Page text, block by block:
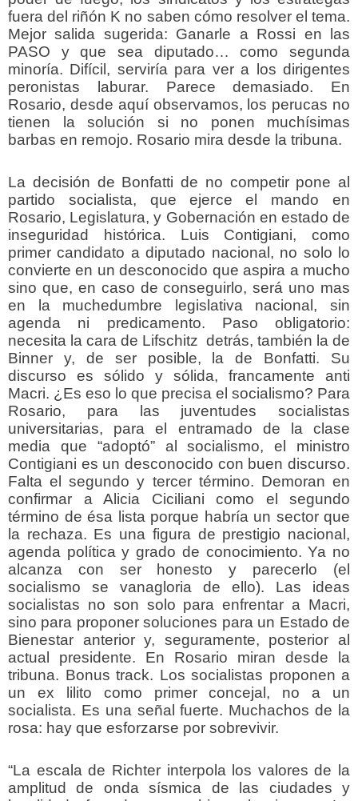
fuera del riñón K no saben cómo resolver el tema.
Mejor salida sugerida: Ganarle a Rossi en las
PASO y que sea diputado… como segunda
minoría. Difícil, serviría para ver a los dirigentes
peronistas laburar. Parece demasiado. En
Rosario, desde aquí observamos, los perucas no
tienen la solución si no ponen muchísimas
barbas en remojo. Rosario mira desde la tribuna.
La decisión de Bonfatti de no competir pone al
partido socialista, que ejerce el mando en
Rosario, Legislatura, y Gobernación en estado de
inseguridad histórica. Luis Contigiani, como
primer candidato a diputado nacional, no solo lo
convierte en un desconocido que aspira a mucho
sino que, en caso de conseguirlo, será uno mas
en la muchedumbre legislativa nacional, sin
agenda ni predicamento. Paso obligatorio:
necesita la cara de Lifschitz detrás, también la de
Binner y, de ser posible, la de Bonfatti. Su
discurso es sólido y sólida, francamente anti
Macri. ¿Es eso lo que precisa el socialismo? Para
Rosario, para las juventudes socialistas
universitarias, para el entramado de la clase
media que “adoptó” al socialismo, el ministro
Contigiani es un desconocido con buen discurso.
Falta el segundo y tercer término. Demoran en
confirmar a Alicia Ciciliani como el segundo
término de ésa lista porque habría un sector que
la rechaza. Es una figura de prestigio nacional,
agenda política y grado de conocimiento. Ya no
alcanza con ser honesto y parecerlo (el
socialismo se vanagloria de ello). Las ideas
socialistas no son solo para enfrentar a Macri,
sino para proponer soluciones para un Estado de
Bienestar anterior y, seguramente, posterior al
actual presidente. En Rosario miran desde la
tribuna. Bonus track. Los socialistas proponen a
un ex lilito como primer concejal, no a un
socialista. Es una señal fuerte. Muchachos de la
rosa: hay que esforzarse por sobrevivir.
“La escala de Richter interpola los valores de la
amplitud de onda sísmica de las ciudades y